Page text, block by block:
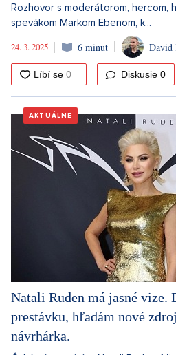
Rozhovor s moderátorom, hercom,
spevákom Markom Ebenom, k...
24. 3. 2025
6 minut David
Diskusie 0
AKTUÁLNE
Natali Ruden má jasné vize.
prestávku, hľadám nové
návrhárka.